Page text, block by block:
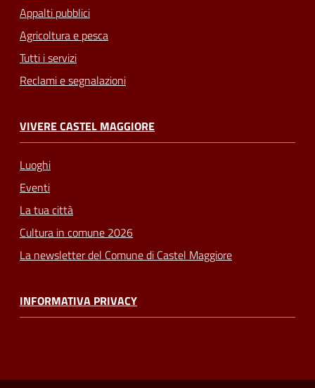
Appalti pubblici
Agricoltura e pesca
Tutti i servizi
Reclami e segnalazioni
VIVERE CASTEL MAGGIORE
Luoghi
Eventi
La tua città
Cultura in comune 2026
La newsletter del Comune di Castel Maggiore
INFORMATIVA PRIVACY